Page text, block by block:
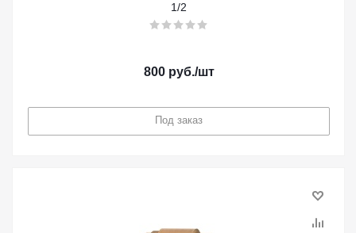
1/2
800руб./шт
Под заказ